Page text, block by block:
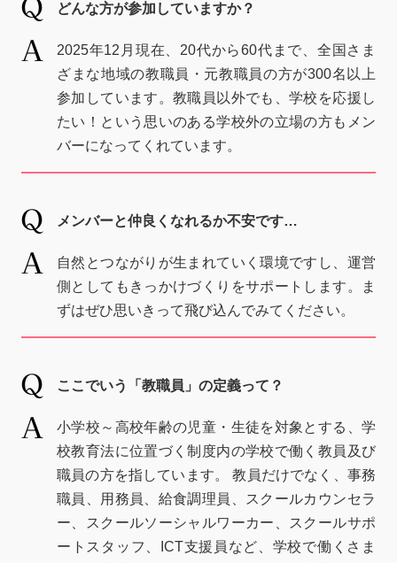
どんな方が参加していますか？
2025年12月現在、20代から60代まで、全国さま
ざまな地域の教職員・元教職員の方が300名以上
参加しています。教職員以外でも、学校を応援し
たい！という思いのある学校外の立場の方もメン
バーになってくれています。
メンバーと仲良くなれるか不安です…
自然とつながりが生まれていく環境ですし、運営
側としてもきっかけづくりをサポートします。ま
ずはぜひ思いきって飛び込んでみてください。
ここでいう「教職員」の定義って？
小学校～高校年齢の児童・生徒を対象とする、学
校教育法に位置づく制度内の学校で働く教員及び
職員の方を指しています。 教員だけでなく、事務
職員、用務員、給食調理員、スクールカウンセラ
ー、スクールソーシャルワーカー、スクールサポ
ートスタッフ、ICT支援員など、学校で働くさま